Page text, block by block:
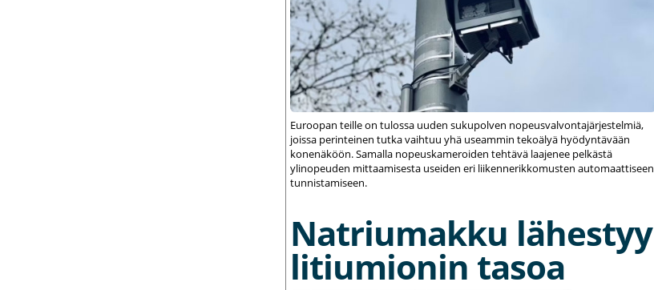
Euroopan teille on tulossa uuden sukupolven nopeusvalvontajärjestelmiä,
joissa perinteinen tutka vaihtuu yhä useammin tekoälyä hyödyntävään
konenäköön. Samalla nopeuskameroiden tehtävä laajenee pelkästä
ylinopeuden mittaamisesta useiden eri liikennerikkomusten automaattiseen
tunnistamiseen.
Natriumakku lähestyy
litiumionin tasoa